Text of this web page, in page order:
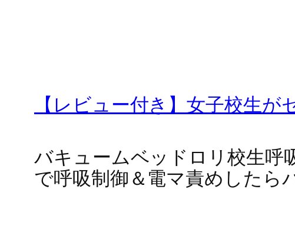
【レビュー付き】女子校生
バキュームベッドロリ校生呼
で呼吸制御＆電マ責めしたら